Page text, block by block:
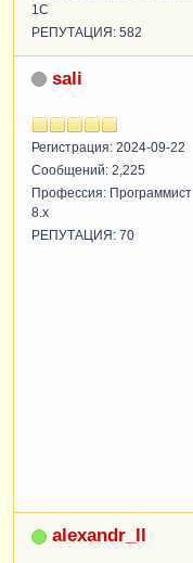
1С
РЕПУТАЦИЯ: 582
sali
Регистрация: 2024-09-22
Сообщений: 2,225
Профессия: Программист
8.x
РЕПУТАЦИЯ: 70
alexandr_ll